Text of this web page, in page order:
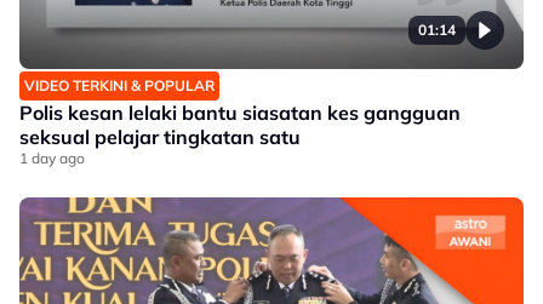
01:14
VIDEO TERKINI & POPULAR
Polis kesan lelaki bantu siasatan kes gangguan
seksual pelajar tingkatan satu
1 day ago